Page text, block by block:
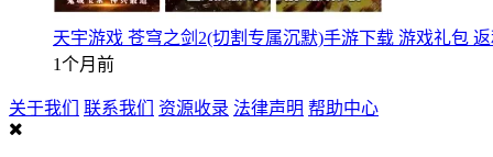
天宇游戏 苍穹之剑2(切割专属沉默)手游下载 游戏礼包
1个月前
关于我们 联系我们 资源收录 法律声明 帮助中心